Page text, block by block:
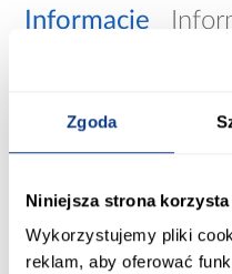
Zgoda
Niniejsza strona
Wykorzystujemy pliki
reklam, aby oferować
Informacje
Metal
Sposób montażu:
przykręcany